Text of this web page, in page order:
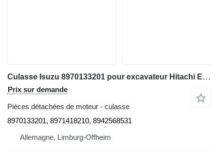
Culasse Isuzu 8970133201 pour excavateur Hitachi EX100, EX100-2
Prix sur demande
Pièces détachées de moteur - culasse
8970133201, 8971418210, 8942568531
Allemagne, Limburg-Offheim